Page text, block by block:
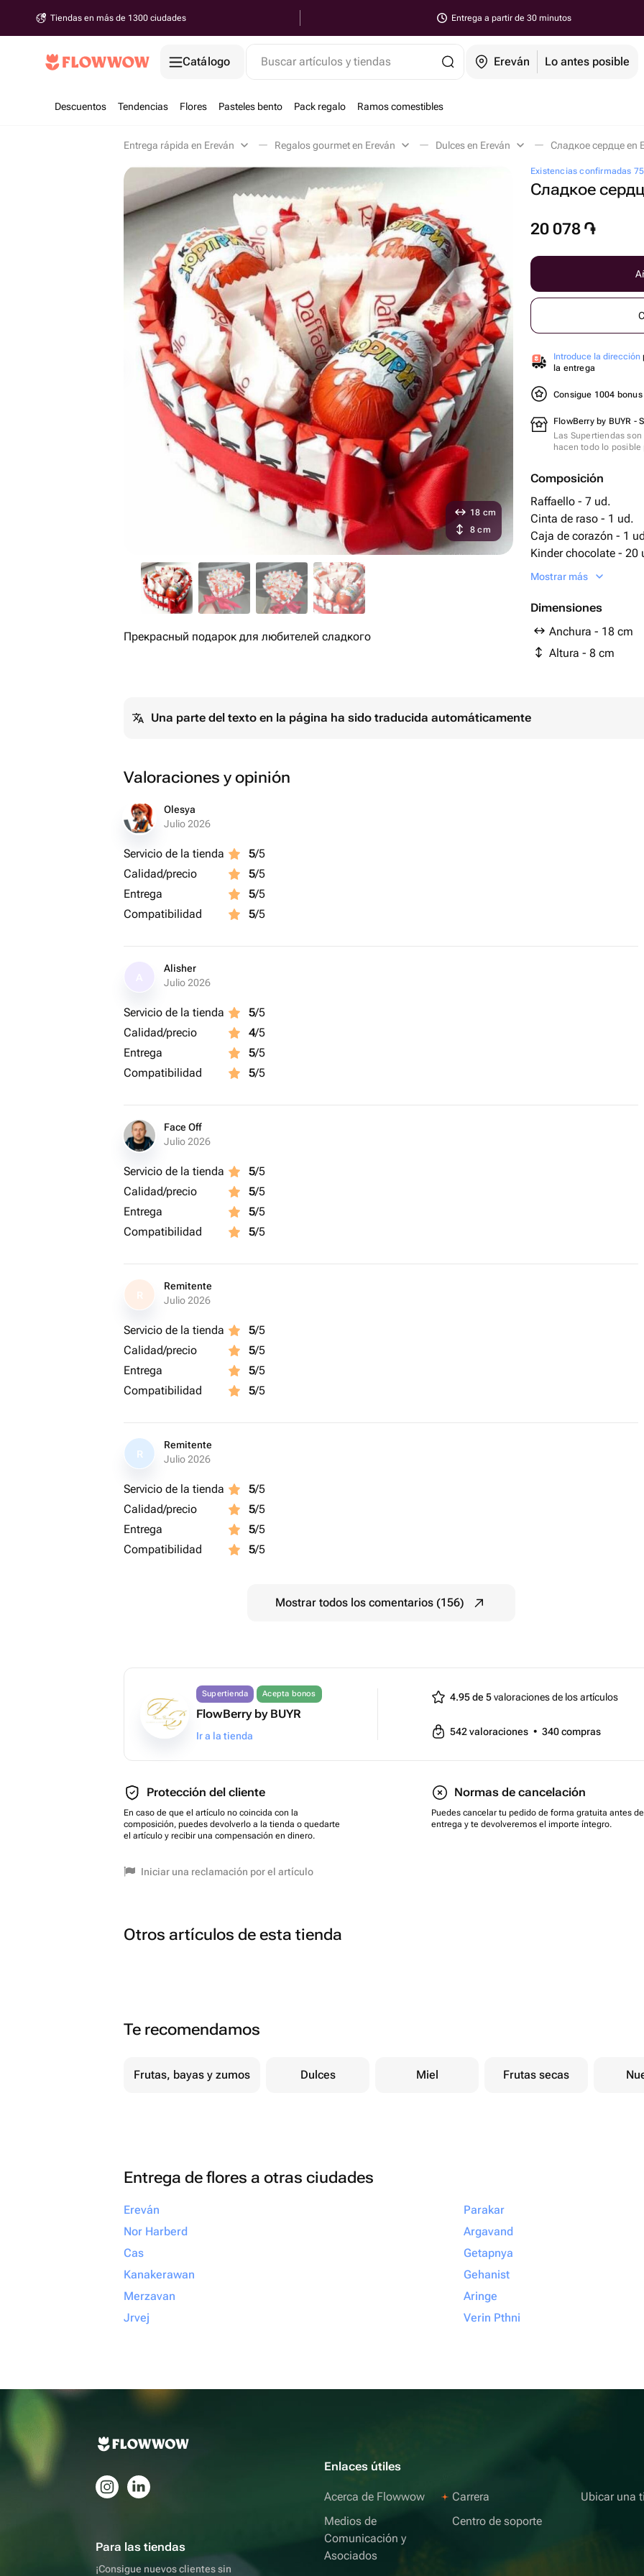
Tiendas en más de 1300 ciudades Entrega a partir de 30 minutos
Catálogo Buscar artículos y tiendas Ereván Lo antes posible
Descuentos Tendencias Flores Pasteles bento Pack regalo Ramos comestibles
Entrega rápida en Ereván Regalos gourmet en Ereván Dulces en Ereván Сладкое сердце en
Existencias confirmadas
Сладкое
20 078 ֏
Introduce la dirección
la entrega
Consigue 1004 bonus
FlowBerry by BUYR -
Las Supertiendas
hacen todo lo
Composición
Raffaello - 7 ud.
Cinta de raso - 1 ud.
Caja de corazón - 1
Kinder chocolate - 20
El huevo kinder - 3 ud.
Mostrar más
Dimensiones
Anchura - 18 cm
Altura - 8 cm
18 cm
8 cm
Прекрасный подарок для любителей сладкого ￼
Una parte del texto en la página ha sido traducida automáticamente
Valoraciones y opinión
Olesya
Julio 2026
Servicio de la tienda 5/5
Calidad/precio
5/5
Entrega
5/5
Compatibilidad
5/5
Alisher
Julio 2026
Servicio de la tienda 5/5
Calidad/precio
4/5
Entrega
5/5
Compatibilidad
5/5
Face Off
Julio 2026
Servicio de la tienda 5/5
Calidad/precio
5/5
Entrega
5/5
Compatibilidad
5/5
R
Remitente
Julio 2026
Servicio de la tienda 5/5
Calidad/precio
5/5
Entrega
5/5
Compatibilidad
5/5
R
Remitente
Julio 2026
Servicio de la tienda 5/5
Calidad/precio
5/5
Entrega
5/5
Compatibilidad
5/5
Mostrar todos los comentarios (156)
Supertienda Acepta bonos
FlowBerry by BUYR
Ir a la tienda
4.95 de 5valoraciones de los artículos
542valoraciones • 340compras
Protección del cliente
En caso de que el artículo no coincida con la
composición, puedes devolverlo a la tienda o quedarte
el artículo y recibir una compensación en dinero.
Normas de cancelación
Puedes cancelar tu pedido de forma gratuita antes
entrega y te devolveremos el importe íntegro.
Iniciar una reclamación por el artículo
Otros artículos de esta tienda
Te recomendamos
Frutas, bayas y zumos Dulces Miel Frutas secas
Entrega de flores a otras ciudades
Ereván
Nor Harberd
Cas
Kanakerawan
Merzavan
Jrvej
Parakar
Argavand
Getapnya
Gehanist
Aringe
Verin Pthni
Para las tiendas
¡Consigue nuevos clientes sin
Enlaces útiles
Acerca de Flowwow
Medios de
Comunicación y
Asociados
Carrera
Centro de soporte
Ubicar una